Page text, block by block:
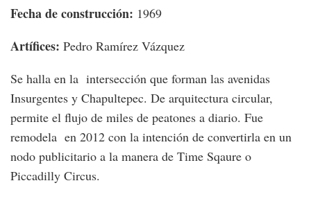
Fecha de construcción: 1969
Artífices: Pedro Ramírez Vázquez
Se halla en la intersección que forman las avenidas
Insurgentes y Chapultepec. De arquitectura circular,
permite el flujo de miles de peatones a diario. Fue
remodela en 2012 con la intención de convertirla en un
nodo publicitario a la manera de Time Sqaure o
Piccadilly Circus.